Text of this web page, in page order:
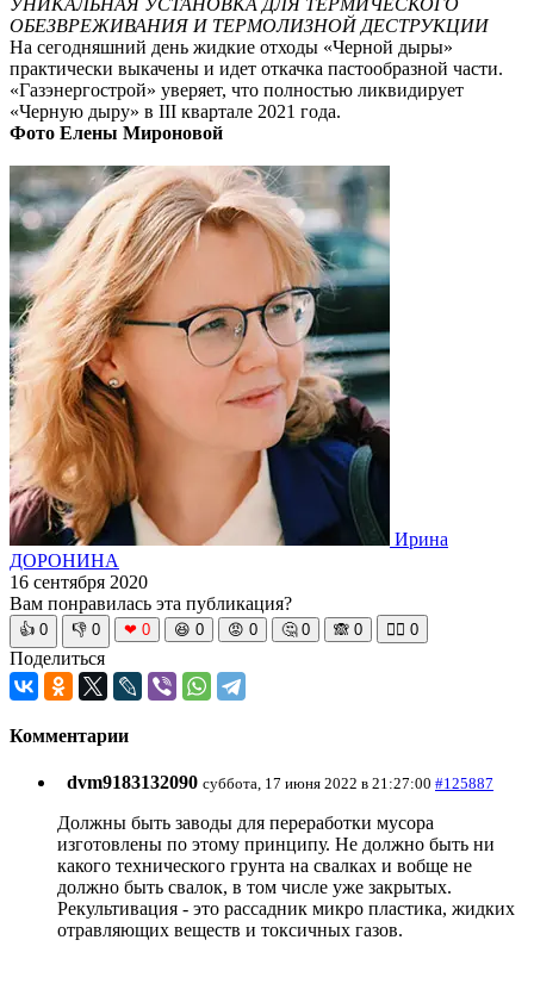
ОБЕЗВРЕЖИВАНИЯ И ТЕРМОЛИЗНОЙ ДЕСТРУКЦИИ
На сегодняшний день жидкие отходы «Черной дыры»
практически выкачены и идет откачка пастообразной части.
«Газэнергострой» уверяет, что полностью ликвидирует
«Черную дыру» в III квартале 2021 года.
Фото Елены Мироновой
Ирина
ДОРОНИНА
16 сентября 2020
Вам понравилась эта публикация?
👍 0 👎 0 ❤ 0 😆 0 😡 0 🤔 0 🙈 0 🧘‍♀️ 0
Поделиться
Комментарии
dvm9183132090 суббота, 17 июня 2022 в 21:27:00 #125887
Должны быть заводы для переработки мусора
изготовлены по этому принципу. Не должно быть ни
какого технического грунта на свалках и вобще не
должно быть свалок, в том числе уже закрытых.
Рекультивация - это рассадник микро пластика, жидких
отравляющих веществ и токсичных газов.